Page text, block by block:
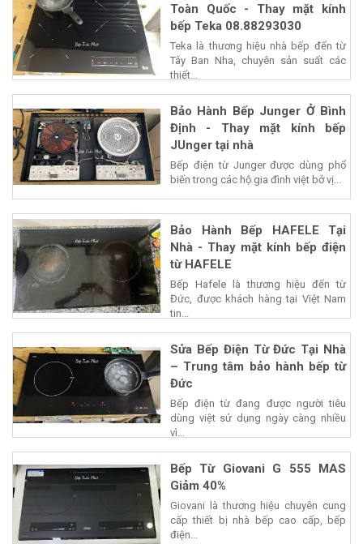
Toàn Quốc - Thay mặt kính
bếp Teka 08.88293030
Teka là thương hiệu nhà bếp đến từ
Tây Ban Nha, chuyên sản suất các
thiết...
Bảo Hành Bếp Junger Ở Bình
Định - Thay mặt kính bếp
JUnger tại nhà
Bếp điện từ Junger được dùng phổ
biến trong các hộ gia đình việt bở vị...
Bảo Hành Bếp HAFELE Tại
Nhà - Thay mặt kính bếp điện
từ HAFELE
Bếp Hafele là thương hiệu đến từ
Đức, được khách hàng tại Việt Nam
tin...
Sửa Bếp Điện Từ Đức Tại Nhà
– Trung tâm bảo hành bếp từ
Đức
Bếp điện từ đang được người tiêu
dùng việt sử dụng ngày càng nhiều
vì...
Bếp Từ Giovani G 555 MAS
Giảm 40%
Giovani là thương hiệu chuyên cung
cấp thiết bị nhà bếp cao cấp, bếp
điện...